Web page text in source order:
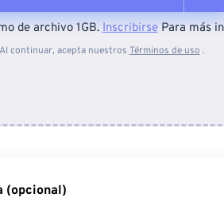
Desde el dispositivo
de archivo 1GB.InscribirsePara más
Al continuar, acepta nuestros Términos de uso .
(opcional)